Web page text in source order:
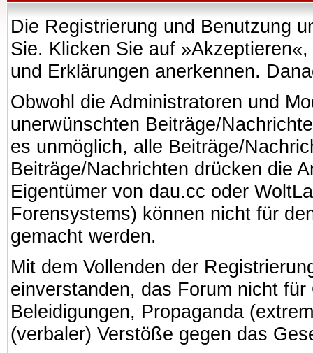
Die Registrierung und Benutzung
Sie. Klicken Sie auf
und Erklärungen anerkennen.
Obwohl die Administratoren und
unerwünschten Beiträge/
es unmöglich, alle Beiträge/
Beiträge/Nachrichten drücken die
Eigentümer von dau.cc oder
Forensystems) können nicht für
gemacht werden.
Mit dem Vollenden der
einverstanden, das Forum nicht
Beleidigungen, Propaganda
(verbaler) Verstöße gegen das